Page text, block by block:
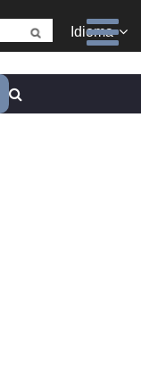
Idioma